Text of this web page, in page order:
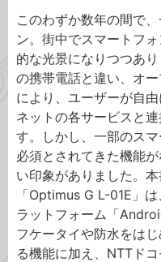
このわずか数年の間で
ン。街中でスマートフ
的な光景になりつつあ
の携帯電話と違い、オ
により、ユーザーが自
ネットの各サービスと
す。しかし、一部のス
必須とされてきた機能
い印象がありました。
「Optimus G L-01E」
ラットフォーム「
フケータイや防水をは
る機能に加え、NTTド